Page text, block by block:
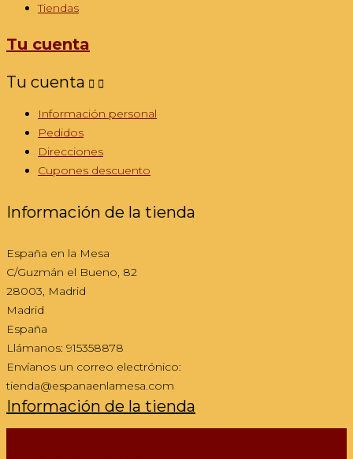
Tiendas
Tu cuenta
Tu cuenta  
Información personal
Pedidos
Direcciones
Cupones descuento
Información de la tienda
España en la Mesa
C/Guzmán el Bueno, 82
28003, Madrid
Madrid
España
Llámanos: 915358878
Envíanos un correo electrónico:
tienda@espanaenlamesa.com
Información de la tienda